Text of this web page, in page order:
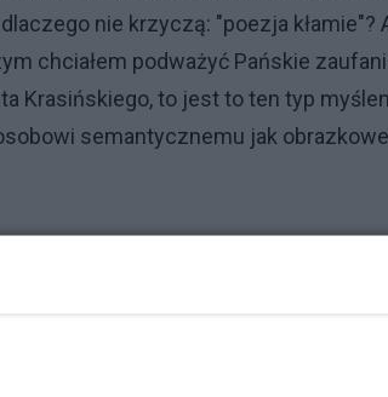
nie krzyczą: "poezja kłamie"?
chciałem podważyć Pańskie
Krasińskiego, to jest to ten typ
semantycznemu jak
na papierze", tylko kombinacją
że opisanie słowami obrazka
go pędzelkiem. I prowadzi do
obrazka. Natomiast